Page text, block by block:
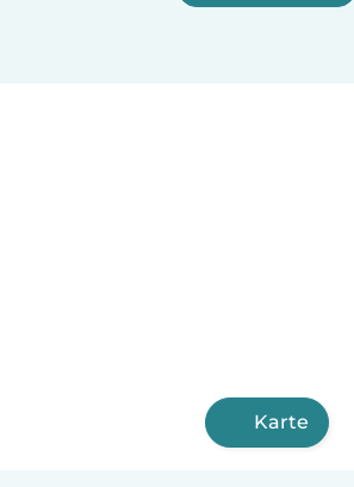
Karte